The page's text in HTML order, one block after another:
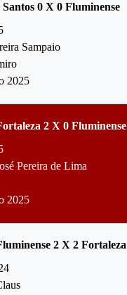
Santos 0 X 0 Fluminense
Sampaio
2025
2 X 0 Fluminense
Pereira de Lima
2025
2 X 2 Fortaleza